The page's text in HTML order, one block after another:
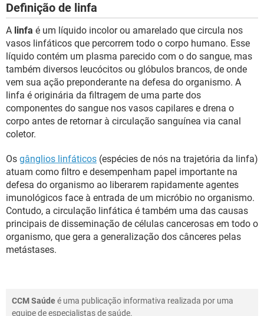
SEXUALIDADE
GLOSSÁRIO
Definição de linfa
A linfa é um líquido incolor ou amarelado que circula nos
vasos linfáticos que percorrem todo o corpo humano. Esse
líquido contém um plasma parecido com o do sangue, mas
também diversos leucócitos ou glóbulos brancos, de onde
vem sua ação preponderante na defesa do organismo. A
linfa é originária da filtragem de uma parte dos
componentes do sangue nos vasos capilares e drena o
corpo antes de retornar à circulação sanguínea via canal
coletor.
Os gânglios linfáticos (espécies de nós na trajetória da linfa)
atuam como filtro e desempenham papel importante na
defesa do organismo ao liberarem rapidamente agentes
imunológicos face à entrada de um micróbio no organismo.
Contudo, a circulação linfática é também uma das causas
principais de disseminação de células cancerosas em todo o
organismo, que gera a generalização dos cânceres pelas
metástases.
CCM Saúdeé uma publicação informativa realizada por uma
equipe de especialistas de saúde.